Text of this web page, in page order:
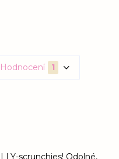
Hodnocení 1
scrunchies! Odolné,